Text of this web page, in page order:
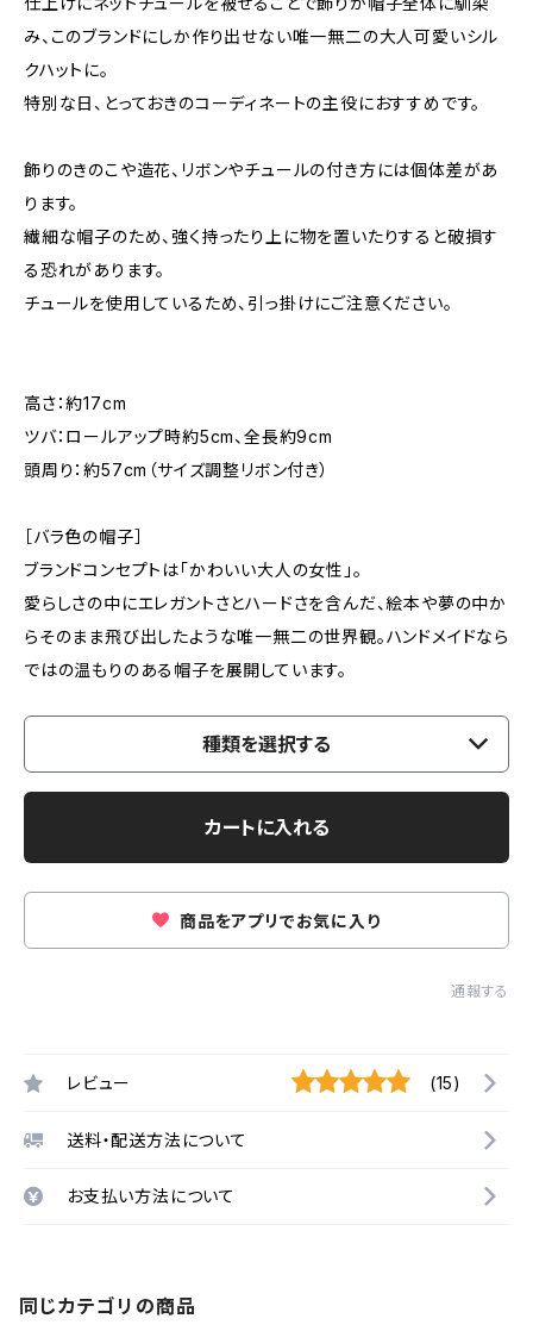
み、このブランドにしか作り出せない唯一無二の大人可愛いシル
クハットに。
特別な日、とっておきのコーディネートの主役におすすめです。
飾りのきのこや造花、リボンやチュールの付き方には個体差があ
ります。
繊細な帽子のため、強く持ったり上に物を置いたりすると破損す
る恐れがあります。
チュールを使用しているため、引っ掛けにご注意ください。
高さ：約17cm
ツバ：ロールアップ時約5cm、全長約9cm
頭周り：約57cm（サイズ調整リボン付き）
［バラ色の帽子］
ブランドコンセプトは「かわいい大人の女性」。
愛らしさの中にエレガントさとハードさを含んだ、絵本や夢の中か
らそのまま飛び出したような唯一無二の世界観。ハンドメイドなら
ではの温もりのある帽子を展開しています。
種類を選択する
カートに入れる
商品をアプリでお気に入り
通報する
レビュー (15)
送料・配送方法について
お支払い方法について
同じカテゴリの商品